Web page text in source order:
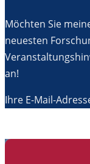
Möchten Sie
neuesten
an!
Ihre E-Mail-